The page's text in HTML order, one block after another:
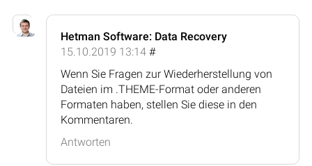
Hetman Software: Data Recovery
15.10.2019 13:14 #
Wenn Sie Fragen zur Wiederherstellung von
Dateien im .THEME-Format oder anderen
Formaten haben, stellen Sie diese in den
Kommentaren.
Antworten